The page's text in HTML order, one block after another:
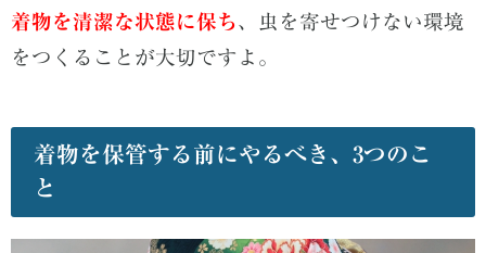
着物を清潔な状態に保ち、虫を寄せつけない環境
をつくることが大切ですよ。
着物を保管する前にやるべき、3つのこ
と